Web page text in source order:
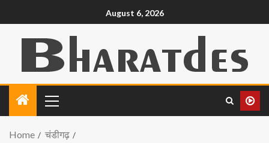
August 6, 2026
Home
चंडीगढ़